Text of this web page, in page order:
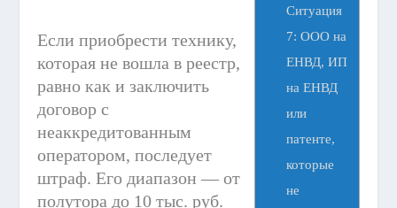
Ситуация
7: ООО на
ЕНВД, ИП
на ЕНВД
или
патенте,
которые
не
Если приобрести технику,
которая не вошла в реестр,
равно как и заключить
договор с
неаккредитованным
оператором, последует
штраф. Его диапазон — от
полутора до 10 тыс. руб.